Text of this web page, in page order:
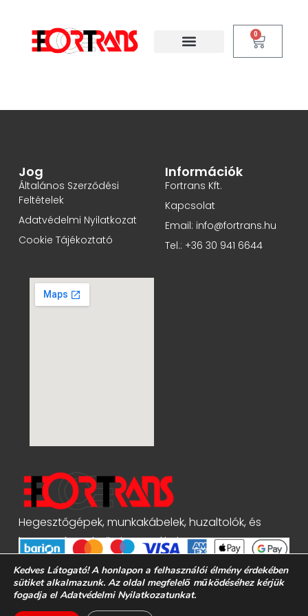
0
Hegesztőgépek, munkakábelek, huzaltolók, és
hegesztéstechnikai tartozékok
Jog
Általános Szerződési
Feltételek
Adatvédelmi Nyilatkozat
Cookie Tájékoztató
Információk
Fortrans Kft.
Kapcsolat
Email: info@fortrans.hu
Tel.: +36 30 941 6644
Kedves Látogató! A honlapon a felhasználói élmény érdekében
sütiket alkalmazunk. Az oldal megfelelő működéséhez kérjük
fogadja el Adatvédelmi Nyilatkozatunkat.